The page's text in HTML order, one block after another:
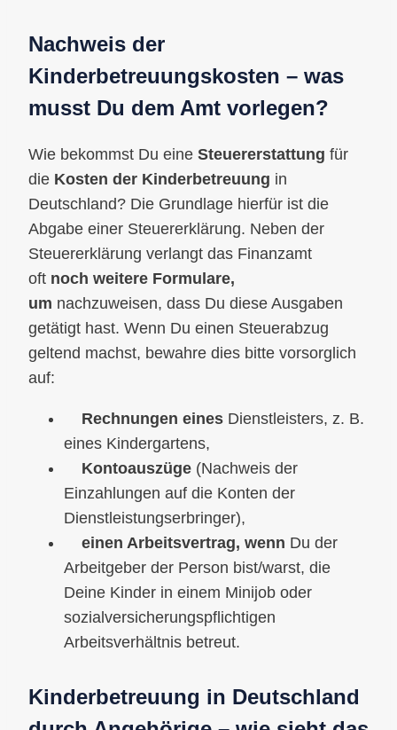
Nachweis der
Kinderbetreuungskosten – was
musst Du dem Amt vorlegen?
Wie bekommst Du eine Steuererstattung für
die Kosten der Kinderbetreuung in
Deutschland? Die Grundlage hierfür ist die
Abgabe einer Steuererklärung. Neben der
Steuererklärung verlangt das Finanzamt
oft noch weitere Formulare,
um nachzuweisen, dass Du diese Ausgaben
getätigt hast. Wenn Du einen Steuerabzug
geltend machst, bewahre dies bitte vorsorglich
auf:
Rechnungen eines Dienstleisters, z. B.
eines Kindergartens,
Kontoauszüge (Nachweis der
Einzahlungen auf die Konten der
Dienstleistungserbringer),
einen Arbeitsvertrag, wenn Du der
Arbeitgeber der Person bist/warst, die
Deine Kinder in einem Minijob oder
sozialversicherungspflichtigen
Arbeitsverhältnis betreut.
Kinderbetreuung in Deutschland